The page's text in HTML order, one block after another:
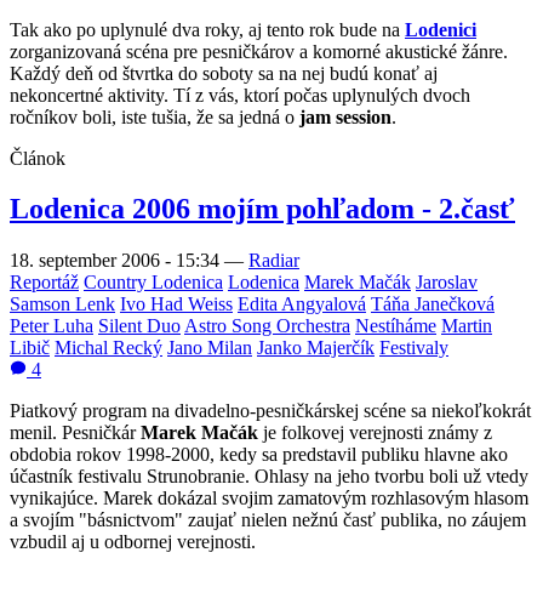
Tak ako po uplynulé dva roky, aj tento rok bude na Lodenici
zorganizovaná scéna pre pesničkárov a komorné akustické žánre.
Každý deň od štvrtka do soboty sa na nej budú konať aj
nekoncertné aktivity. Tí z vás, ktorí počas uplynulých dvoch
ročníkov boli, iste tušia, že sa jedná o jam session.
Článok
Lodenica 2006 mojím pohľadom - 2.časť
18. september 2006 - 15:34 — Radiar
Reportáž Country Lodenica Lodenica Marek Mačák Jaroslav
Samson Lenk Ivo Had Weiss Edita Angyalová Táňa Janečková
Peter Luha Silent Duo Astro Song Orchestra Nestíháme Martin
Libič Michal Recký Jano Milan Janko Majerčík Festivaly
4
Piatkový program na divadelno-pesničkárskej scéne sa niekoľkokrát
menil. PesničkárMarek Mačák je folkovej verejnosti známy z
obdobia rokov 1998-2000, kedy sa predstavil publiku hlavne ako
účastník festivalu Strunobranie. Ohlasy na jeho tvorbu boli už vtedy
vynikajúce. Marek dokázal svojim zamatovým rozhlasovým hlasom
a svojím "básnictvom" zaujať nielen nežnú časť publika, no záujem
vzbudil aj u odbornej verejnosti.